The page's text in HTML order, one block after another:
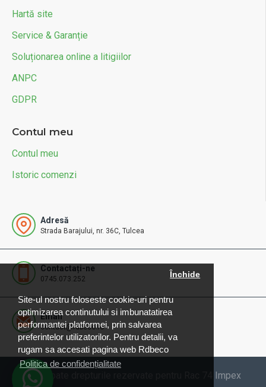
Site-ul nostru foloseste cookie-uri pentru
optimizarea continutului si imbunatatirea
performantei platformei, prin salvarea
preferintelor utilizatorilor. Pentru detalii, va
rugam sa accesati pagina web Rdbeco
Politica de confidențialitate
Închide
Hartă site
Service & Garanție
Soluționarea online a litigiilor
ANPC
GDPR
Contul meu
Contul meu
Istoric comenzi
Adresă
Strada Barajului, nr. 36C, Tulcea
Contactați-ne
0745.073.252
Email
contact@rdbeco.ro
© 2025 Toate drepturile rezervate pentru Rac 74 Impex